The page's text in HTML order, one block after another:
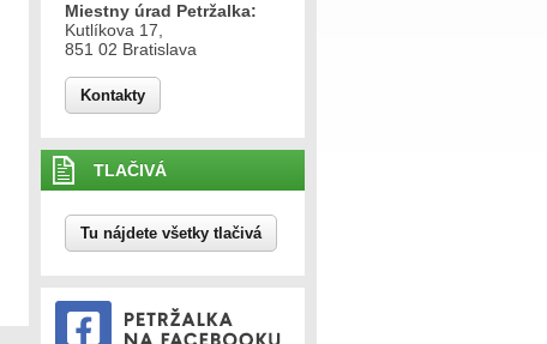
Miestny úrad Petržalka:
Kutlíkova 17,
851 02 Bratislava
Kontakty
TLAČIVÁ
Tu nájdete všetky tlačivá